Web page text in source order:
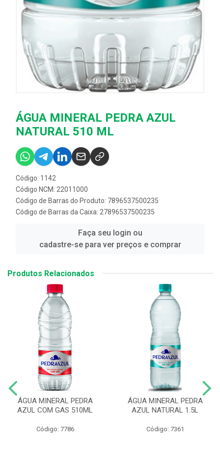
ÁGUA MINERAL PEDRA AZUL
NATURAL 510 ML
Código: 1142
Código NCM: 22011000
Código de Barras do Produto: 7896537500235
Código de Barras da Caixa: 27896537500235
Faça seu login ou
cadastre-se para ver preços e comprar
Produtos Relacionados
ÁGUA MINERAL PEDRA
AZUL COM GAS 510ML
Código: 7786
ÁGUA MINERAL PEDRA
AZUL NATURAL 1.5L
Código: 7361